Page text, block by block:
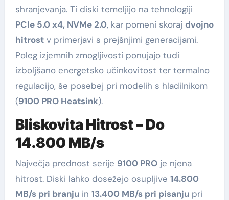
shranjevanja. Ti diski temeljijo na tehnologiji
PCIe 5.0 x4, NVMe 2.0, kar pomeni skoraj dvojno
hitrostv primerjavi s prejšnjimi generacijami.
Poleg izjemnih zmogljivosti ponujajo tudi
izboljšano energetsko učinkovitost ter termalno
regulacijo, še posebej pri modelih s hladilnikom
(9100 PRO Heatsink).
Bliskovita Hitrost – Do
14.800 MB/s
Največja prednost serije 9100 PROje njena
hitrost. Diski lahko dosežejo osupljive 14.800
MB/s pri branjuin 13.400 MB/s pri pisanjupri